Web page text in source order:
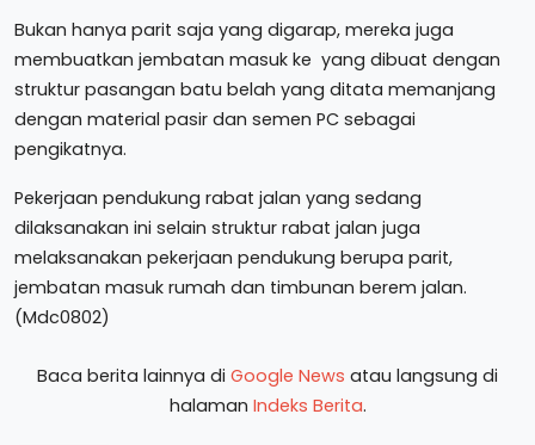
Bukan hanya parit saja yang digarap, mereka juga
membuatkan jembatan masuk ke yang dibuat dengan
struktur pasangan batu belah yang ditata memanjang
dengan material pasir dan semen PC sebagai
pengikatnya.
Pekerjaan pendukung rabat jalan yang sedang
dilaksanakan ini selain struktur rabat jalan juga
melaksanakan pekerjaan pendukung berupa parit,
jembatan masuk rumah dan timbunan berem jalan.
(Mdc0802)
Baca berita lainnya di Google News atau langsung di
halaman Indeks Berita.